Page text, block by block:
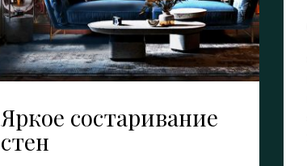
Яркое состаривание
стен